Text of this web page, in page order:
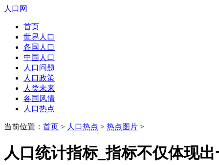
人口网
首页
世界人口
各国人口
中国人口
人口问题
人口政策
人类未来
各国风情
人口热点
当前位置： 首页 > 人口热点 > 热点图片 >
人口统计指标_指标不仅体现